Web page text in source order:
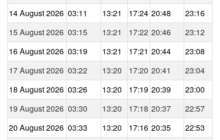
14 August 2026 03:11 13:21 17:24 20:48
23:16
15 August 2026 03:15 13:21 17:22 20:46
23:12
16 August 2026 03:19 13:21 17:21 20:44
23:08
17 August 2026 03:22 13:20 17:20 20:41
23:04
18 August 2026 03:26 13:20 17:19 20:39
23:00
19 August 2026 03:30 13:20 17:18 20:37
22:57
20 August 2026 03:33 13:20 17:16 20:35
22:53